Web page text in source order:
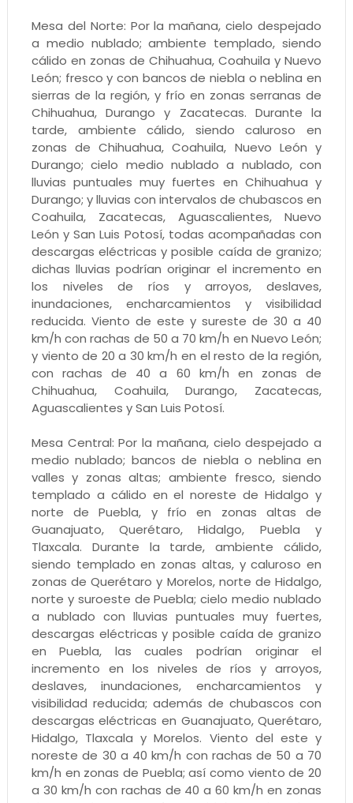
Mesa del Norte: Por la mañana, cielo despejado
a medio nublado; ambiente templado, siendo
cálido en zonas de Chihuahua, Coahuila y Nuevo
León; fresco y con bancos de niebla o neblina en
sierras de la región, y frío en zonas serranas de
Chihuahua, Durango y Zacatecas. Durante la
tarde, ambiente cálido, siendo caluroso en
zonas de Chihuahua, Coahuila, Nuevo León y
Durango; cielo medio nublado a nublado, con
lluvias puntuales muy fuertes en Chihuahua y
Durango; y lluvias con intervalos de chubascos en
Coahuila, Zacatecas, Aguascalientes, Nuevo
León y San Luis Potosí, todas acompañadas con
descargas eléctricas y posible caída de granizo;
dichas lluvias podrían originar el incremento en
los niveles de ríos y arroyos, deslaves,
inundaciones, encharcamientos y visibilidad
reducida. Viento de este y sureste de 30 a 40
km/h con rachas de 50 a 70 km/h en Nuevo León;
y viento de 20 a 30 km/h en el resto de la región,
con rachas de 40 a 60 km/h en zonas de
Chihuahua, Coahuila, Durango, Zacatecas,
Aguascalientes y San Luis Potosí.
Mesa Central: Por la mañana, cielo despejado a
medio nublado; bancos de niebla o neblina en
valles y zonas altas; ambiente fresco, siendo
templado a cálido en el noreste de Hidalgo y
norte de Puebla, y frío en zonas altas de
Guanajuato, Querétaro, Hidalgo, Puebla y
Tlaxcala. Durante la tarde, ambiente cálido,
siendo templado en zonas altas, y caluroso en
zonas de Querétaro y Morelos, norte de Hidalgo,
norte y suroeste de Puebla; cielo medio nublado
a nublado con lluvias puntuales muy fuertes,
descargas eléctricas y posible caída de granizo
en Puebla, las cuales podrían originar el
incremento en los niveles de ríos y arroyos,
deslaves, inundaciones, encharcamientos y
visibilidad reducida; además de chubascos con
descargas eléctricas en Guanajuato, Querétaro,
Hidalgo, Tlaxcala y Morelos. Viento del este y
noreste de 30 a 40 km/h con rachas de 50 a 70
km/h en zonas de Puebla; así como viento de 20
a 30 km/h con rachas de 40 a 60 km/h en zonas